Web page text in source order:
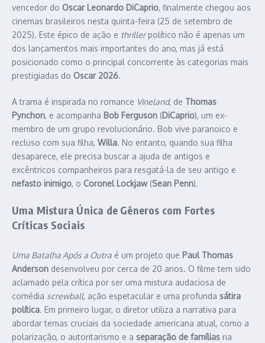
vencedor do Oscar Leonardo DiCaprio, finalmente chegou aos
cinemas brasileiros nesta quinta-feira (25 de setembro de
2025). Este épico de ação e thrillerpolítico não é apenas um
dos lançamentos mais importantes do ano, mas já está
posicionado como o principal concorrente às categorias mais
prestigiadas do Oscar 2026.
A trama é inspirada no romance Vineland, de Thomas
Pynchon, e acompanha Bob Ferguson (DiCaprio), um ex-
membro de um grupo revolucionário. Bob vive paranoico e
recluso com sua filha, Willa. No entanto, quando sua filha
desaparece, ele precisa buscar a ajuda de antigos e
excêntricos companheiros para resgatá-la de seu antigo e
nefasto inimigo, o Coronel Lockjaw(Sean Penn).
Uma Mistura Única de Gêneros com Fortes
Críticas Sociais
Uma Batalha Após a Outra é um projeto que Paul Thomas
Anderson desenvolveu por cerca de 20 anos. O filme tem sido
aclamado pela crítica por ser uma mistura audaciosa de
comédia screwball, ação espetacular e uma profunda sátira
política. Em primeiro lugar, o diretor utiliza a narrativa para
abordar temas cruciais da sociedade americana atual, como a
polarização, o autoritarismo e a separação de famílias na